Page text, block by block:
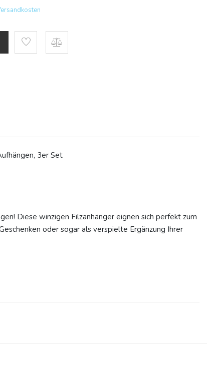
3er Set
Diese winzigen Filzanhänger eignen sich perfekt zum
oder sogar als verspielte Ergänzung Ihrer